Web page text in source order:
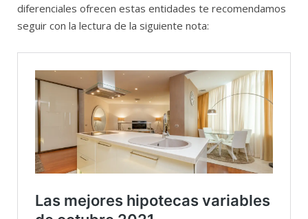
diferenciales ofrecen estas entidades te recomendamos
seguir con la lectura de la siguiente nota: